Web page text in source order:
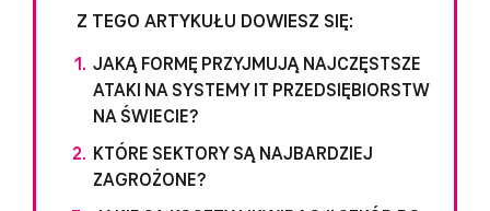
Z TEGO ARTYKUŁU DOWIESZ SIĘ:
JAKĄ FORMĘ PRZYJMUJĄ NAJCZĘSTSZE
ATAKI NA SYSTEMY IT PRZEDSIĘBIORSTW
NA ŚWIECIE?
KTÓRE SEKTORY SĄ NAJBARDZIEJ
ZAGROŻONE?